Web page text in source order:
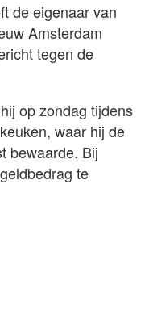
de eigenaar van
Amsterdam
tegen de
op zondag tijdens
waar hij de
bewaarde. Bij
te